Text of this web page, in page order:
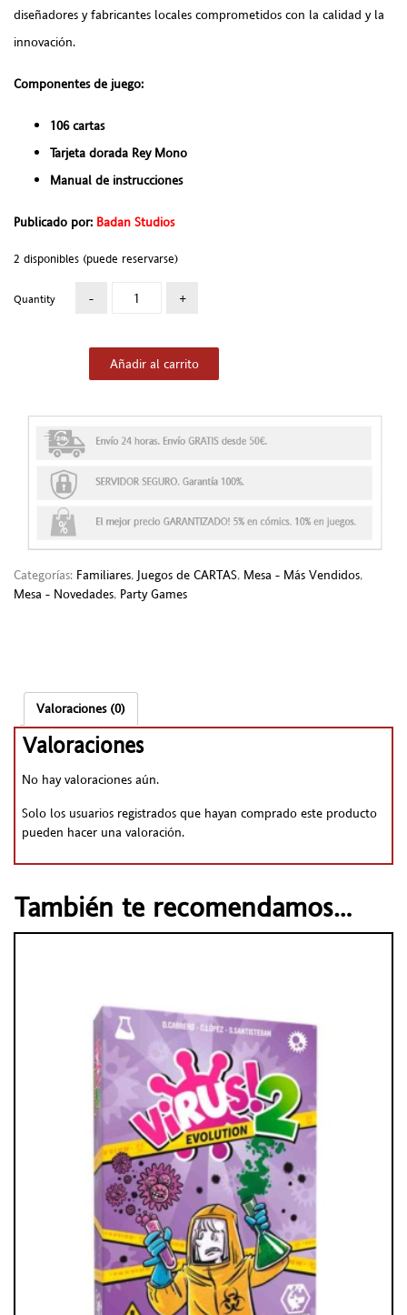
diseñadores y fabricantes locales comprometidos con la calidad y la
innovación.
Componentes de juego:
106 cartas
Tarjeta dorada Rey Mono
Manual de instrucciones
Publicado por: Badan Studios
2 disponibles (puede reservarse)
Quantity
Añadir al carrito
Categorías: Familiares, Juegos de CARTAS, Mesa - Más Vendidos,
Mesa - Novedades, Party Games
Valoraciones (0)
Valoraciones
No hay valoraciones aún.
Solo los usuarios registrados que hayan comprado este producto
pueden hacer una valoración.
También te recomendamos…